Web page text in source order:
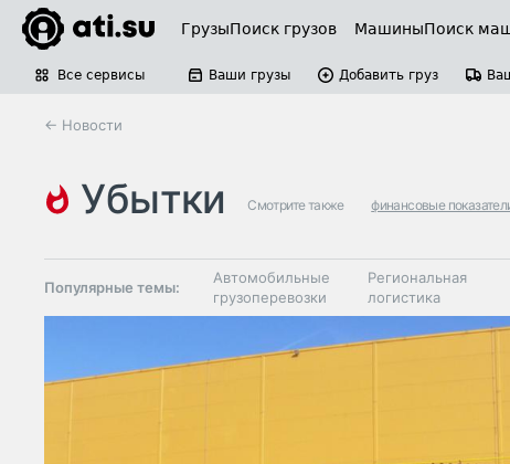
ГрузыПоиск грузов МашиныПоиск
Все сервисы Ваши грузы Добавить груз
← Новости
убытки Смотрите также финансовые
Популярные темы:
Автомобильные
грузоперевозки
Региональная
логистика
Таможня и ВЭД
грузовые